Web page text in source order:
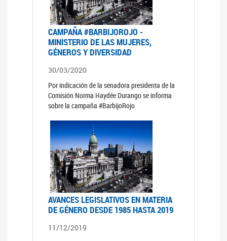
CAMPAÑA #BARBIJOROJO -
MINISTERIO DE LAS MUJERES,
GÉNEROS Y DIVERSIDAD
30/03/2020
Por indicación de la senadora presidenta de la
Comisión Norma Haydée Durango se informa
sobre la campaña #BarbijoRojo
AVANCES LEGISLATIVOS EN MATERIA
DE GÉNERO DESDE 1985 HASTA 2019
11/12/2019